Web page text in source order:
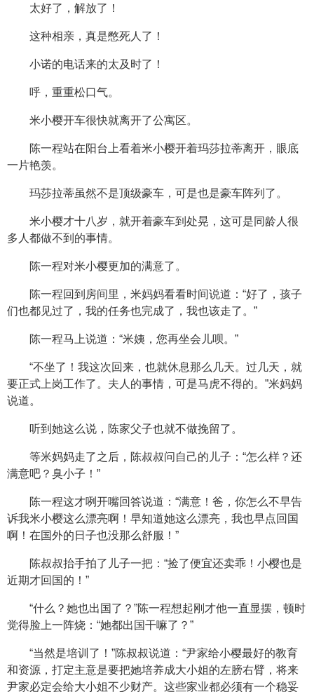
太好了，解放了！
这种相亲，真是憋死人了！
小诺的电话来的太及时了！
呼，重重松口气。
米小樱开车很快就离开了公寓区。
陈一程站在阳台上看着米小樱开着玛莎拉蒂离开，眼底
一片艳羡。
玛莎拉蒂虽然不是顶级豪车，可是也是豪车阵列了。
米小樱才十八岁，就开着豪车到处晃，这可是同龄人很
多人都做不到的事情。
陈一程对米小樱更加的满意了。
陈一程回到房间里，米妈妈看看时间说道：“好了，孩子
们也都见过了，我的任务也完成了，我也该走了。”
陈一程马上说道：“米姨，您再坐会儿呗。”
“不坐了！我这次回来，也就休息那么几天。过几天，就
要正式上岗工作了。夫人的事情，可是马虎不得的。”米妈妈
说道。
听到她这么说，陈家父子也就不做挽留了。
等米妈妈走了之后，陈叔叔问自己的儿子：“怎么样？还
满意吧？臭小子！”
陈一程这才咧开嘴回答说道：“满意！爸，你怎么不早告
诉我米小樱这么漂亮啊！早知道她这么漂亮，我也早点回国
啊！在国外的日子也没那么舒服！”
陈叔叔抬手拍了儿子一把：“捡了便宜还卖乖！小樱也是
近期才回国的！”
“什么？她也出国了？”陈一程想起刚才他一直显摆，顿时
觉得脸上一阵烧：“她都出国干嘛了？”
“当然是培训了！”陈叔叔说道：“尹家给小樱最好的教育
和资源，打定主意是要把她培养成大小姐的左膀右臂，将来
尹家必定会给大小姐不少财产。这些家业都必须有一个稳妥